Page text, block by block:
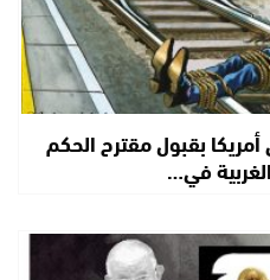
بقبول مقترح الحكم
في…